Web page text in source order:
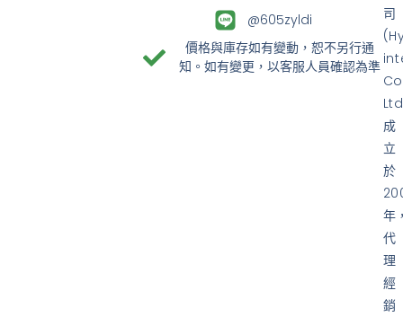
司
成
立
於
年
代
理
經
銷
@605zyldi
價格與庫存如有變動，恕不另行通
知。如有變更，以客服人員確認為準